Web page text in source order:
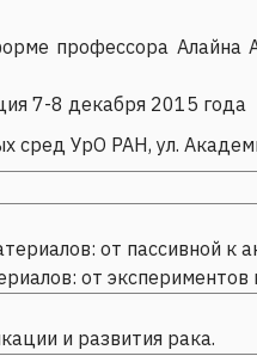
профессора Алайна
7-8 декабря 2015 года
сред УрО РАН, ул.
от пассивной к
от экспериментов
и развития рака.